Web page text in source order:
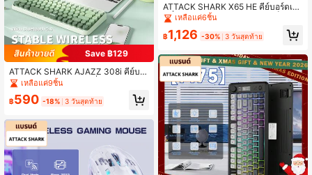
Save ฿129
ATTACK SHARK AJAZZ 308i คีย์บอ
ร์ดไร้สายบลูทูธ ดีไซน์เครื่องพิมพ์ดีดเรโ
ทร คีย์แคปกลมสีไล่เฉด พร้อมตุ๊กตาแม็
กเนติกแมวน่ารัก 84 ปุ่ม รองรับหลายอุ
เหลือแค่9ชิ้น
฿590 -18% 3 วันสุดท้าย
ATTACK SHARK X65 HE คีย์บอร์ดเก
มมิ่งแบบกลไก 65% สวิตช์แม่เหล็กแบบ
Rapid Trigger แบบมีสาย, Hall Effect
Top RGB Hot-Swappable, ปรับ Trigg
T, ช่วยให้คุณชนะ
เหลือแค่6ชิ้น
฿1,126 -30% 3 วันสุดท้าย